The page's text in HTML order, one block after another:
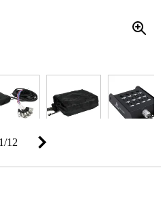
1/12